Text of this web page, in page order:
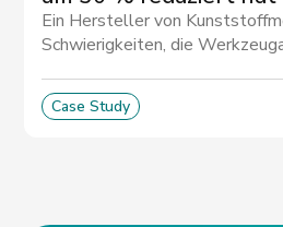
Ein Hersteller von
Schwierigkeiten, die
in die Leistung seiner
konnten sie das Risiko
Case Study